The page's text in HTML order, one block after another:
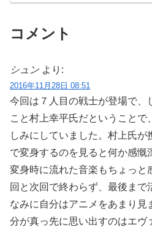
コメント
シュン より:
2016年11月28日 08:51
今回は７人目の戦士が登場で、
こと村上幸平氏だということで
しみにしていました。村上氏が
で変身するのを見ると何か感
変身時に流れた音楽もちょっと
回と次回で終わらず、最後まで
なみに自分はアニメをあまり見
分が真っ先に思い出すのはエヴ